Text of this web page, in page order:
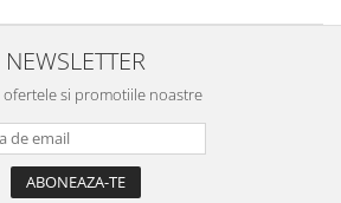
NEWSLETTER
ofertele si promotiile noastre